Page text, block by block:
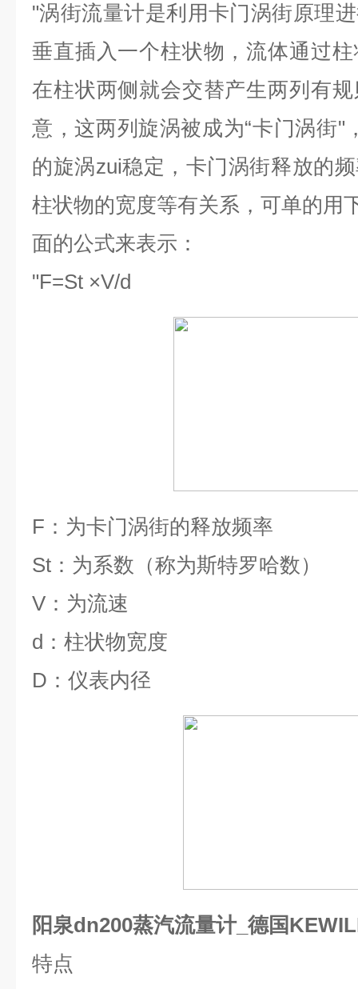
"涡街流量计是利用卡门涡街原理
垂直插入一个柱状物，流体通过
在柱状两侧就会交替产生两列有
意，这两列旋涡被成为“卡门涡街"
的旋涡zui稳定，卡门涡街释放的
柱状物的宽度等有关系，可单的用
面的公式来表示：
"F=St ×V/d
F ：为卡门涡街的释放频率
St ：为系数（称为斯特罗哈数）
V ：为流速
d ：柱状物宽度
D ：仪表内径
阳泉dn200蒸汽流量计_德国
特点